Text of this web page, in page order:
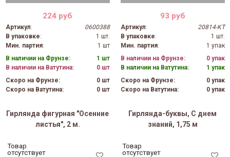
224 руб
Артикул:
0600388
В упаковке:
1 шт.
Мин. партия:
1 шт
В наличии на Фрунзе:
1 шт
В наличии на Ватутина:
0 шт
Скоро на Фрунзе:
0 шт
Скоро на Ватутина:
0 шт
93 руб
Артикул:
20814-KT
В упаковке:
1 шт.
Мин. партия:
1 упак
В наличии на Фрунзе:
0 упак
В наличии на Ватутина:
1 упак
Скоро на Фрунзе:
0 упак
Скоро на Ватутина:
0 упак
Гирлянда фигурная "Осенние
листья", 2 м.
Товар
отсутствует
Гирлянда-буквы, С днем
знаний, 1,75 м
Товар
отсутствует